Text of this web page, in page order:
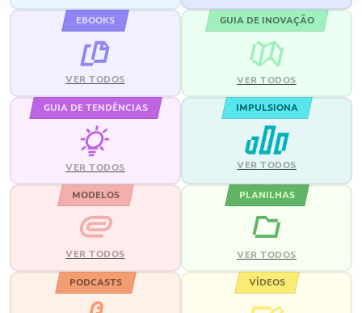
EBOOKS
VER TODOS
GUIA DE INOVAÇÃO
VER TODOS
GUIA DE TENDÊNCIAS
VER TODOS
IMPULSIONA
VER TODOS
MODELOS
VER TODOS
PLANILHAS
VER TODOS
PODCASTS VÍDEOS